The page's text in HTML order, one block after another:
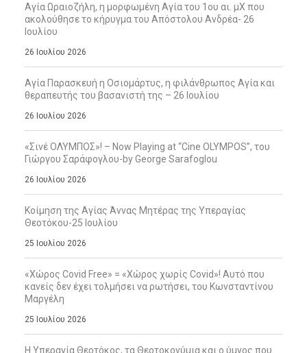
Αγία Ωραιοζήλη, η μορφωμένη Αγία του 1ου αι. μΧ που
ακολούθησε το κήρυγμα του Απόστολου Ανδρέα- 26
Ιουλίου
26 Ιουλίου 2026
Αγία Παρασκευή η Οσιομάρτυς, η φιλάνθρωπος Αγία και
θεραπευτής του βασανιστή της – 26 Ιουλίου
26 Ιουλίου 2026
«Σινέ ΟΛΥΜΠΟΣ»! – Now Playing at “Cine OLYMPOS”, του
Γιώργου Σαράφογλου-by George Sarafoglou
26 Ιουλίου 2026
Κοίμηση της Αγίας Άννας Μητέρας της Υπεραγίας
Θεοτόκου-25 Ιουλίου
25 Ιουλίου 2026
«Χώρος Covid Free» = «Χώρος χωρίς Covid»! Αυτό που
κανείς δεν έχει τολμήσει να ρωτήσει, του Κωνσταντίνου
Μαργέλη
25 Ιουλίου 2026
Η Υπεραγία Θεοτόκος, τα Θεοτοκονύμια και ο ύμνος που